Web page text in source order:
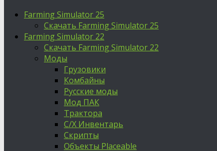
Farming Simulator 25
Скачать Farming Simulator 25
Farming Simulator 22
Скачать Farming Simulator 22
Моды
Грузовики
Комбайны
Русские моды
Мод ПАК
Трактора
С/Х Инвентарь
Скрипты
Объекты Placeable